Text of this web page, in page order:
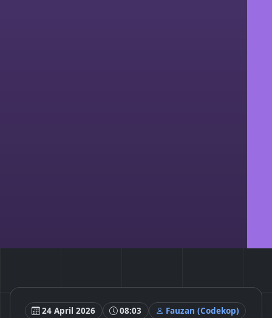
24 April 2026 08:03
Fauzan (Codekop)